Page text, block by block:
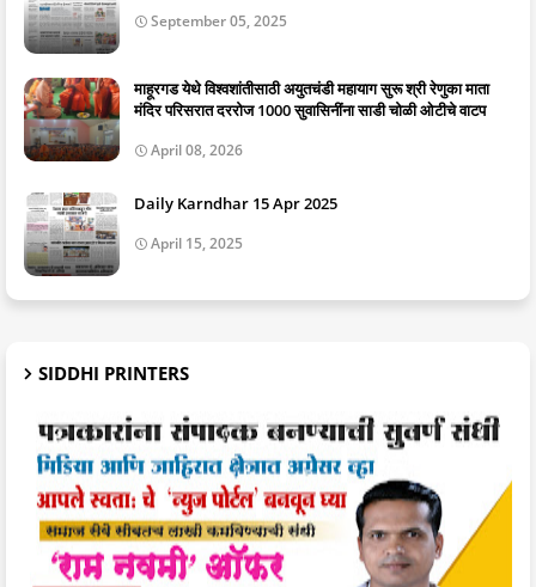
September 05, 2025
माहूरगड येथे विश्वशांतीसाठी अयुतचंडी महायाग सुरू श्री रेणुका माता
मंदिर परिसरात दररोज 1000 सुवासिनींना साडी चोळी ओटीचे वाटप
April 08, 2026
Daily Karndhar 15 Apr 2025
April 15, 2025
SIDDHI PRINTERS